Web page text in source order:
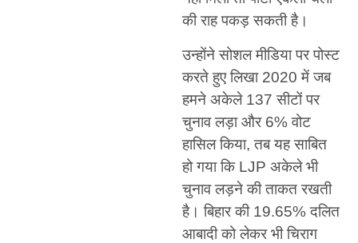
की राह पकड़ सकती है।
उन्होंने सोशल मीडिया पर पोस्ट
करते हुए लिखा 2020 में जब
हमने अकेले 137 सीटों पर
चुनाव लड़ा और 6% वोट
हासिल किया, तब यह साबित
हो गया कि LJP अकेले भी
चुनाव लड़ने की ताकत रखती
है। बिहार की 19.65% दलित
आबादी को लेकर भी चिराग